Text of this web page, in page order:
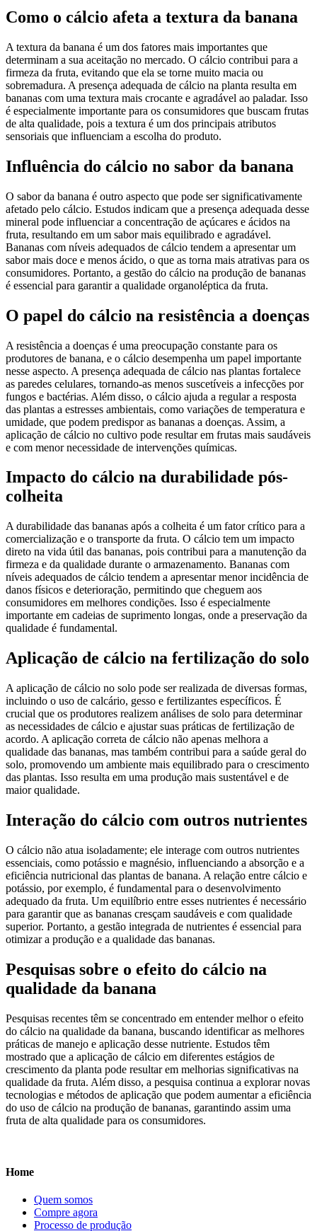
Como o cálcio afeta a textura da banana
A textura da banana é um dos fatores mais importantes que
determinam a sua aceitação no mercado. O cálcio contribui para a
firmeza da fruta, evitando que ela se torne muito macia ou
sobremadura. A presença adequada de cálcio na planta resulta em
bananas com uma textura mais crocante e agradável ao paladar. Isso
é especialmente importante para os consumidores que buscam frutas
de alta qualidade, pois a textura é um dos principais atributos
sensoriais que influenciam a escolha do produto.
Influência do cálcio no sabor da banana
O sabor da banana é outro aspecto que pode ser significativamente
afetado pelo cálcio. Estudos indicam que a presença adequada desse
mineral pode influenciar a concentração de açúcares e ácidos na
fruta, resultando em um sabor mais equilibrado e agradável.
Bananas com níveis adequados de cálcio tendem a apresentar um
sabor mais doce e menos ácido, o que as torna mais atrativas para os
consumidores. Portanto, a gestão do cálcio na produção de bananas
é essencial para garantir a qualidade organoléptica da fruta.
O papel do cálcio na resistência a doenças
A resistência a doenças é uma preocupação constante para os
produtores de banana, e o cálcio desempenha um papel importante
nesse aspecto. A presença adequada de cálcio nas plantas fortalece
as paredes celulares, tornando-as menos suscetíveis a infecções por
fungos e bactérias. Além disso, o cálcio ajuda a regular a resposta
das plantas a estresses ambientais, como variações de temperatura e
umidade, que podem predispor as bananas a doenças. Assim, a
aplicação de cálcio no cultivo pode resultar em frutas mais saudáveis
e com menor necessidade de intervenções químicas.
Impacto do cálcio na durabilidade pós-
colheita
A durabilidade das bananas após a colheita é um fator crítico para a
comercialização e o transporte da fruta. O cálcio tem um impacto
direto na vida útil das bananas, pois contribui para a manutenção da
firmeza e da qualidade durante o armazenamento. Bananas com
níveis adequados de cálcio tendem a apresentar menor incidência de
danos físicos e deterioração, permitindo que cheguem aos
consumidores em melhores condições. Isso é especialmente
importante em cadeias de suprimento longas, onde a preservação da
qualidade é fundamental.
Aplicação de cálcio na fertilização do solo
A aplicação de cálcio no solo pode ser realizada de diversas formas,
incluindo o uso de calcário, gesso e fertilizantes específicos. É
crucial que os produtores realizem análises de solo para determinar
as necessidades de cálcio e ajustar suas práticas de fertilização de
acordo. A aplicação correta de cálcio não apenas melhora a
qualidade das bananas, mas também contribui para a saúde geral do
solo, promovendo um ambiente mais equilibrado para o crescimento
das plantas. Isso resulta em uma produção mais sustentável e de
maior qualidade.
Interação do cálcio com outros nutrientes
O cálcio não atua isoladamente; ele interage com outros nutrientes
essenciais, como potássio e magnésio, influenciando a absorção e a
eficiência nutricional das plantas de banana. A relação entre cálcio e
potássio, por exemplo, é fundamental para o desenvolvimento
adequado da fruta. Um equilíbrio entre esses nutrientes é necessário
para garantir que as bananas cresçam saudáveis e com qualidade
superior. Portanto, a gestão integrada de nutrientes é essencial para
otimizar a produção e a qualidade das bananas.
Pesquisas sobre o efeito do cálcio na
qualidade da banana
Pesquisas recentes têm se concentrado em entender melhor o efeito
do cálcio na qualidade da banana, buscando identificar as melhores
práticas de manejo e aplicação desse nutriente. Estudos têm
mostrado que a aplicação de cálcio em diferentes estágios de
crescimento da planta pode resultar em melhorias significativas na
qualidade da fruta. Além disso, a pesquisa continua a explorar novas
tecnologias e métodos de aplicação que podem aumentar a eficiência
do uso de cálcio na produção de bananas, garantindo assim uma
fruta de alta qualidade para os consumidores.
Home
Quem somos
Compre agora
Processo de produção